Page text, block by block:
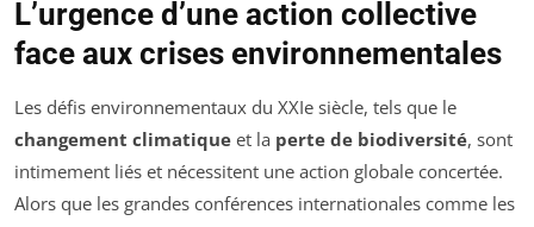
L’urgence d’une action collective
face aux crises environnementales
Les défis environnementaux du XXIe siècle, tels que le
changement climatique et la perte de biodiversité, sont
intimement liés et nécessitent une action globale concertée.
Alors que les grandes conférences internationales comme les